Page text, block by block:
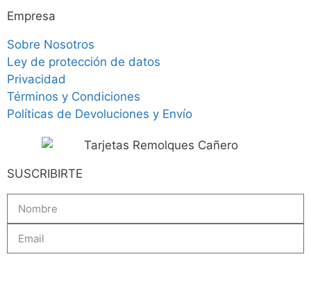
Empresa
Sobre Nosotros
Ley de protección de datos
Privacidad
Términos y Condiciones
Políticas de Devoluciones y Envío
SUSCRIBIRTE